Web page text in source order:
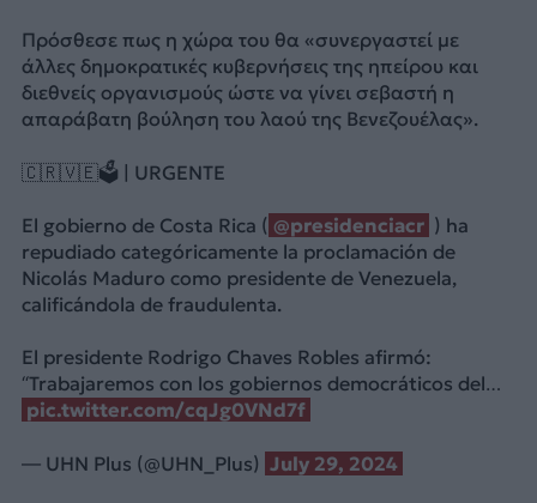
Πρόσθεσε πως η χώρα του θα «συνεργαστεί με
άλλες δημοκρατικές κυβερνήσεις της ηπείρου και
διεθνείς οργανισμούς ώστε να γίνει σεβαστή η
απαράβατη βούληση του λαού της Βενεζουέλας».
🇨🇷🇻🇪🗳️ | URGENTE
El gobierno de Costa Rica ( @presidenciacr ) ha
repudiado categóricamente la proclamación de
Nicolás Maduro como presidente de Venezuela,
calificándola de fraudulenta.
El presidente Rodrigo Chaves Robles afirmó:
“Trabajaremos con los gobiernos democráticos del…
pic.twitter.com/cqJg0VNd7f
— UHN Plus (@UHN_Plus) July 29, 2024